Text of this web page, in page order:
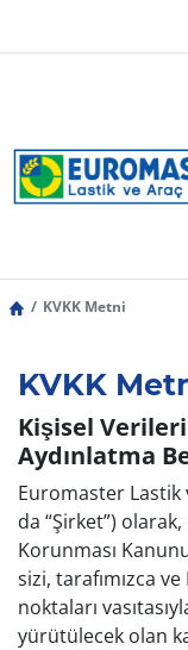
KVKK Metni
KVKK
Kişisel
Aydınlatma
Euromaster Lastik
da “Şirket”) olarak,
Korunması
sizi, tarafımızca
noktaları
yürütülecek olan